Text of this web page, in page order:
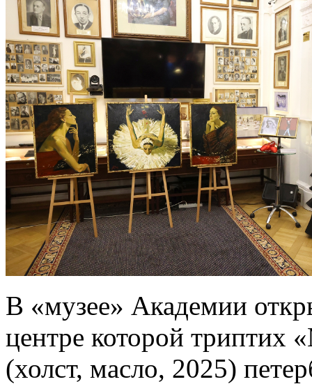
В «музее» Академии
центре которой триптих
(холст, масло, 2025)